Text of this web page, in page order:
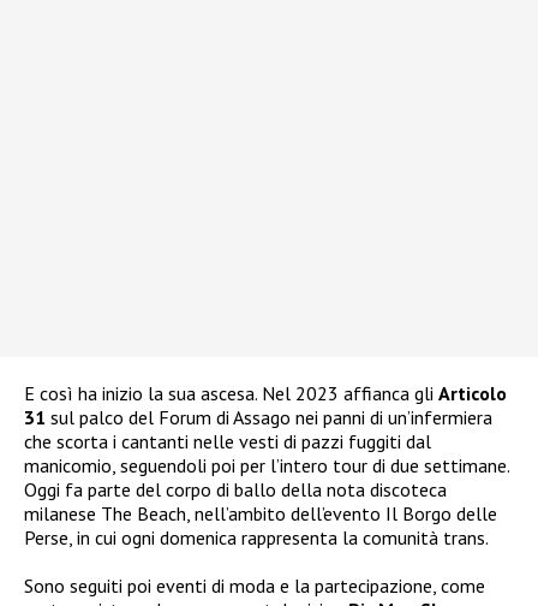
E così ha inizio la sua ascesa. Nel 2023 affianca gli Articolo
31 sul palco del Forum di Assago nei panni di un’infermiera
che scorta i cantanti nelle vesti di pazzi fuggiti dal
manicomio, seguendoli poi per l’intero tour di due settimane.
Oggi fa parte del corpo di ballo della nota discoteca
milanese The Beach, nell’ambito dell’evento Il Borgo delle
Perse, in cui ogni domenica rappresenta la comunità trans.
Sono seguiti poi eventi di moda e la partecipazione, come